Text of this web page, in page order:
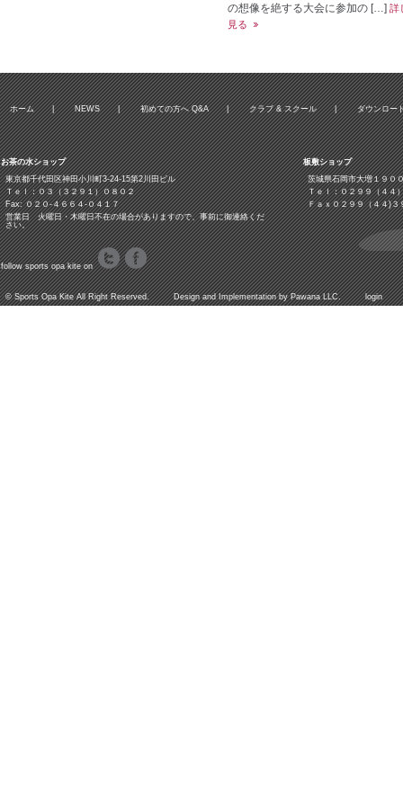
の想像を絶する大会に参加の […] 詳
見る
ホーム | NEWS | 初めての方へ Q&A | クラブ & スクール | ダウンロー
お茶の水ショップ
東京都千代田区神田小川町3‐24‐15第2川田ビル
Ｔｅｌ：０３（３２９１）０８０２
Fax: ０２０-４６６４-０４１７
営業日 火曜日・木曜日不在の場合がありますので、事前に御連絡くだ
さい。
follow sports opa kite on
板敷ショップ
茨城県石岡市大増１９０
Ｔｅｌ：０２９９（４４
Ｆａｘ０２９９（４４)３
©Sports Opa KiteAll Right Reserved. Design and Implementation byPawana LLC. login